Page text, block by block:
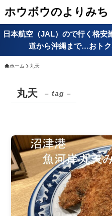
ホウボウのよりみち
日本航空（JAL）ので行く格安
道から沖縄まで…おト
ホーム 丸天
丸天 – tag –